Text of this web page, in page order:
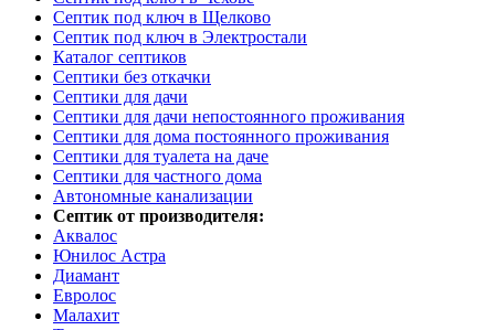
Септик под ключ в Щелково
Септик под ключ в Электростали
Каталог септиков
Септики без откачки
Септики для дачи
Септики для дачи непостоянного проживания
Септики для дома постоянного проживания
Септики для туалета на даче
Септики для частного дома
Автономные канализации
Септик от производителя:
Аквалос
Юнилос Астра
Диамант
Евролос
Малахит